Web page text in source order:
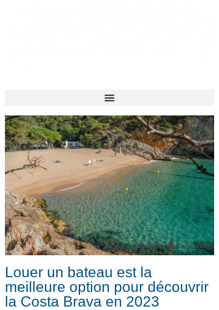
Louer un bateau est la
meilleure option pour découvrir
la Costa Brava en 2023